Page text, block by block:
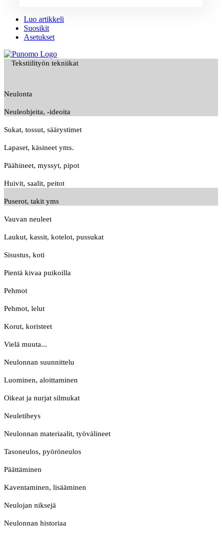
Luo artikkeli
Suosikit
Asetukset
Tekstiilityön tekniikat
Neulonta
Neuleohjeita, -ideoita
Sukat, tossut, säärystimet
Lapaset, käsineet yms.
Päähineet, myssyt, pipot
Huivit, saalit, peitot
Puserot, takit yms
Vauvan neuleet
Laukut, kassit, kotelot, pussukat
Sisustus, koti
Pientä kivaa puikoilla
Pehmot
Pehmot, lelut
Korut, koristeet
Vielä muuta...
Neulonnan suunnittelu
Luominen, aloittaminen
Oikeat ja nurjat silmukat
Neuletiheys
Neulonnan materiaalit, työvälineet
Tasoneulos, pyöröneulos
Päättäminen
Kaventaminen, lisääminen
Neulojan niksejä
Neulonnan historiaa